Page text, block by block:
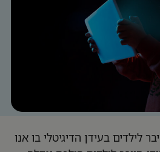
לילדים בעידן הדיגיטלי בו אנו